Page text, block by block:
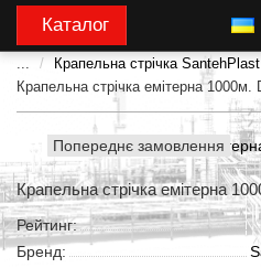
Каталог
...
Крапельна стрічка
Крапельна стрічка емітерна 1000м.
Попереднє замовлення
Крапельна стрічка емітерна
Рейтинг:
Бренд: